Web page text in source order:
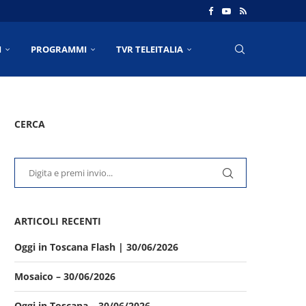
PROGRAMMI TVR TELEITALIA
CERCA
ARTICOLI RECENTI
Oggi in Toscana Flash | 30/06/2026
Mosaico – 30/06/2026